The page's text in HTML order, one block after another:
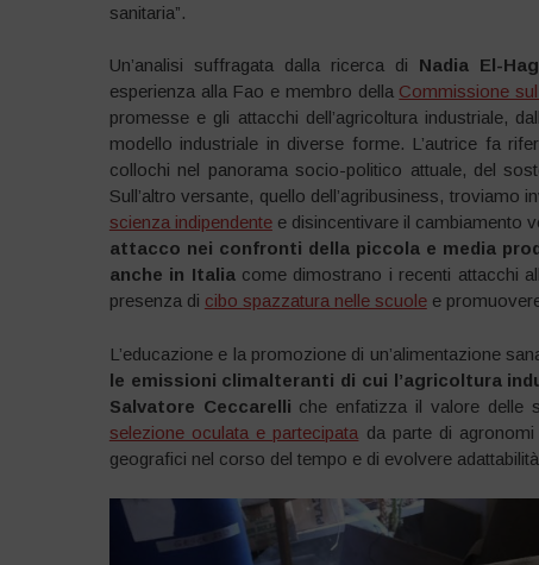
sanitaria”.
Un’analisi suffragata dalla ricerca di Nadia El-
esperienza alla Fao e membro della Commissione
promesse e gli attacchi dell’agricoltura industriale,
modello industriale in diverse forme. L’autrice fa
collochi nel panorama socio-politico attuale, del
Sull’altro versante, quello dell’agribusiness, troviamo
scienza indipendentee disincentivare il cambiamento
attacco nei confronti della piccola e media
anche in Italiacome dimostrano i recenti attacchi
presenza di cibo spazzatura nelle scuolee
L’educazione e la promozione di un’alimentazione
le emissioni climalteranti di cui l’agricoltura
Salvatore Ceccarelli che enfatizza il valore delle
selezione oculata e partecipata da parte di
geografici nel corso del tempo e di evolvere